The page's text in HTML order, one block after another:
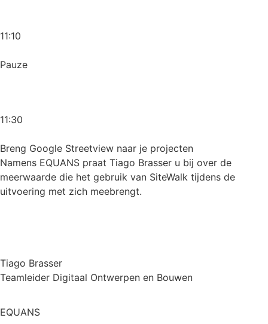
11:10
Pauze
11:30
Breng Google Streetview naar je projecten
Namens EQUANS praat Tiago Brasser u bij over de
meerwaarde die het gebruik van SiteWalk tijdens de
uitvoering met zich meebrengt.
Tiago Brasser
Teamleider Digitaal Ontwerpen en Bouwen
EQUANS